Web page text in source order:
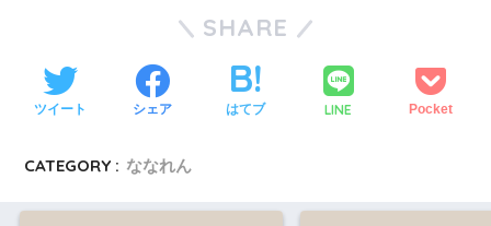
SHARE
ツイート シェア はてブ LINE Pocket
CATEGORY : ななれん